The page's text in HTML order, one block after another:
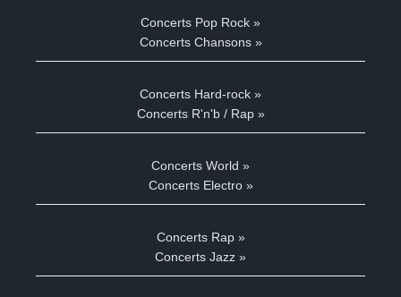
Concerts Pop Rock »
Concerts Chansons »
Concerts Hard-rock »
Concerts R'n'b / Rap »
Concerts World »
Concerts Electro »
Concerts Rap »
Concerts Jazz »